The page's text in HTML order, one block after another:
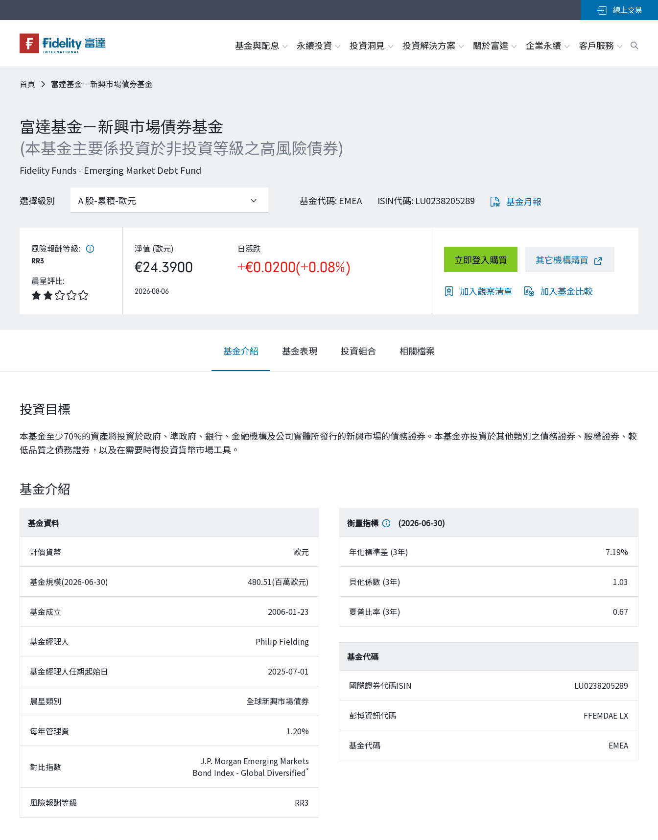
線上交易
基金與配息
基金與配息
永續投資
永續投資
投資洞見
投資洞見
投資解決方案
投資解決方案
關於富達
關於富達
企業永續
企業永續
客戶服務
客戶服務
首頁 富達基金－新興市場債券基金
富達基金－新興市場債券基金
(本基金主要係投資於非投資等級之高風險債券)
Fidelity Funds - Emerging Market Debt Fund
選擇級別 基金代碼: EMEA ISIN代碼: LU0238205289 基金月報
風險報酬等級:
RR3
晨星評比:
淨值 (歐元)
€24.3900
日漲跌
+€0.0200(+0.08%)
2026-08-06
立即登入購買 其它機構購買
加入觀察清單 加入基金比較
基金介紹 基金表現 投資組合 相關檔案
投資目標
本基金至少70%的資產將投資於政府、準政府、銀行、金融機構及公司實體所發行的新興市場的債務證券。本基金亦投資於其他類別之債務證券、股權證券、較
低品質之債務證券，以及在需要時得投資貨幣市場工具。
基金介紹
基金資料
計價貨幣 歐元
基金規模(2026-06-30) 480.51(百萬歐元)
基金成立 2006-01-23
基金經理人 Philip Fielding
基金經理人任期起始日 2025-07-01
晨星類別 全球新興市場債券
每年管理費 1.20%
對比指數
J.P. Morgan Emerging Markets
Bond Index - Global Diversified*
風險報酬等級 RR3
衡量指標 (2026-06-30)
年化標準差 (3年) 7.19%
貝他係數 (3年) 1.03
夏普比率 (3年) 0.67
基金代碼
國際證券代碼ISIN LU0238205289
彭博資訊代碼 FFEMDAE LX
基金代碼 EMEA